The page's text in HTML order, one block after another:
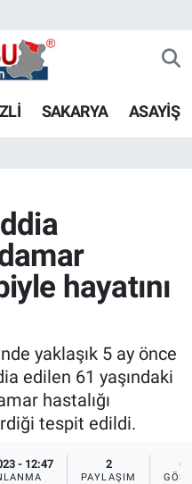
SAKARYA ASAYİŞ
hayatını
yaklaşık 5 ay önce
edilen 61 yaşındaki
hastalığı
tespit edildi.
- 12:47 2
PAYLAŞIM